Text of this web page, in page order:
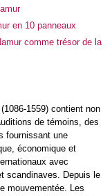
en 10 panneaux
comme trésor de la
1559) contient non
de témoins, des
fournissant une
économique et
avec
scandinaves. Depuis le
mouvementée. Les